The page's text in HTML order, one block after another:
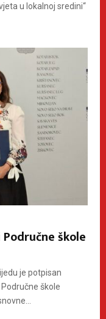
u lokalnoj sredini“
škole
je potpisan
škole